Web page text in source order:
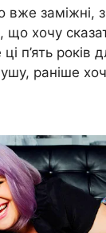
вже заміжні,
що хочу
п’ять років
раніше